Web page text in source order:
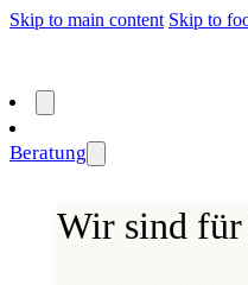
Skip to main content Skip to
Beratung
Wir sind für